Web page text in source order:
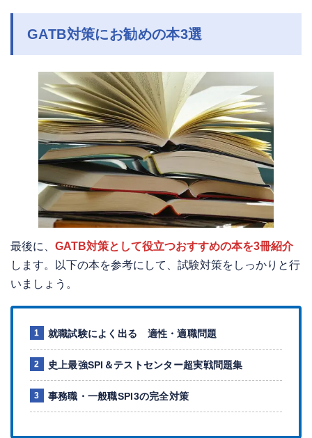
GATB対策にお勧めの本3選
最後に、 GATB対策として役立つおすすめの本を3冊紹介
します。以下の本を参考にして、試験対策をしっかりと行
いましょう。
就職試験によく出る 適性・適職問題
史上最強SPI＆テストセンター超実戦問題集
事務職・一般職SPI3の完全対策